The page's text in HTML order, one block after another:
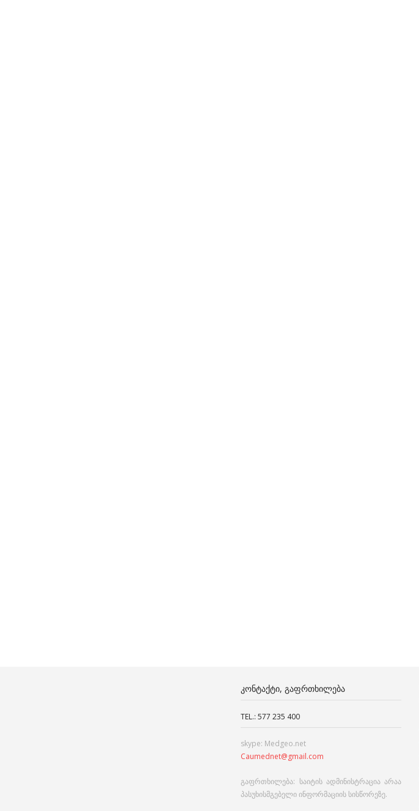
ᲙᲝᲜᲢᲐᲥᲢᲘ, ᲒᲐᲤᲠᲗᲮᲘᲚᲔᲑᲐ
TEL.: 577 235 400
skype: Medgeo.net
Caumednet@gmail.com
გაფრთხილება: საიტის ადმინისტრაცია არაა
პასუხისმგებელი ინფორმაციის სისწორეზე.